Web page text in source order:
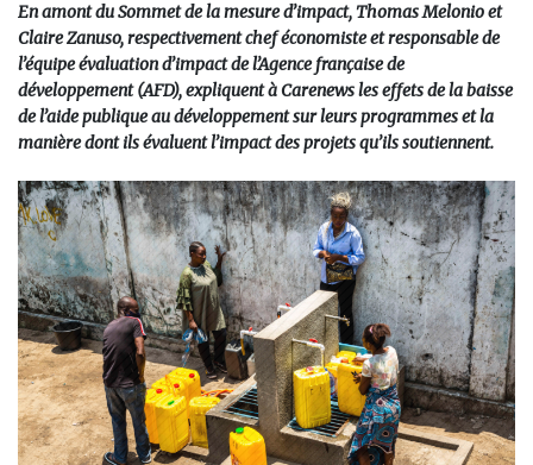
En amont du Sommet de la mesure d’impact, Thomas Melonio et
Claire Zanuso, respectivement chef économiste et responsable de
l’équipe évaluation d’impact de l’Agence française de
développement (AFD), expliquent à Carenews les effets de la baisse
de l’aide publique au développement sur leurs programmes et la
manière dont ils évaluent l’impact des projets qu’ils soutiennent.